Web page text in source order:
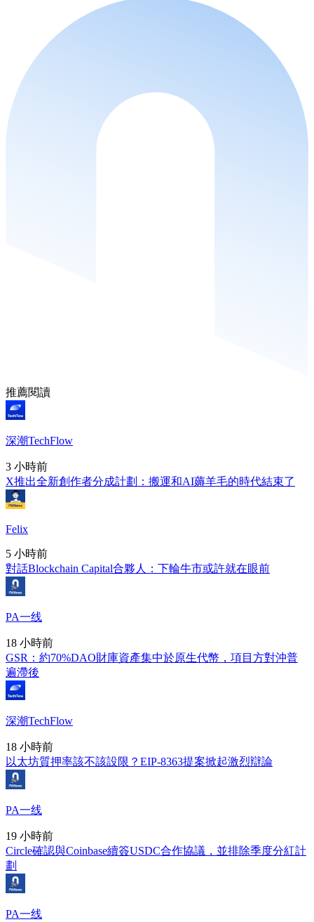
推薦閱讀
深潮TechFlow
3 小時前
X推出全新創作者分成計劃：搬運和AI薅羊毛的時代結束了
Felix
5 小時前
對話Blockchain Capital合夥人：下輪牛市或許就在眼前
PA一线
18 小時前
GSR：約70%DAO財庫資產集中於原生代幣，項目方對沖普
遍滯後
深潮TechFlow
18 小時前
以太坊質押率該不該設限？EIP-8363提案掀起激烈辯論
PA一线
19 小時前
Circle確認與Coinbase續簽USDC合作協議，並排除季度分紅計
劃
PA一线